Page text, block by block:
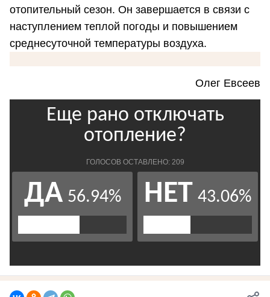
отопительный сезон. Он завершается в связи с
наступлением теплой погоды и повышением
среднесуточной температуры воздуха.
Олег Евсеев